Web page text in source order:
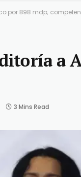
por 898 mdp;
a
3 Mins Read